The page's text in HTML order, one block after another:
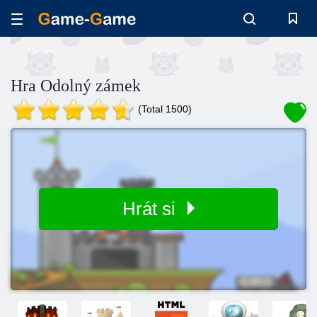
Hra Odolný zámek
(Total 1500)
Hrát si